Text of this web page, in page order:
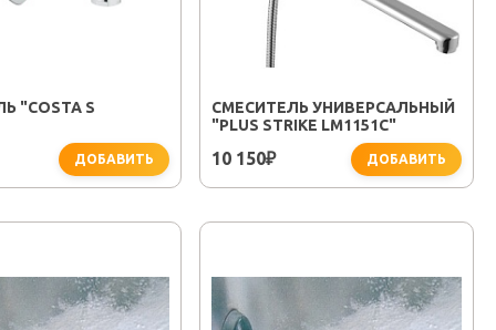
"COSTA S
ДОБАВИТЬ
СМЕСИТЕЛЬ УНИВЕРСАЛЬНЫЙ
"PLUS STRIKE LM1151C"
10 150₽ ДОБАВИТЬ